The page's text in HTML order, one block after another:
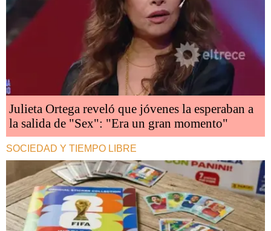
Julieta Ortega reveló que jóvenes la esperaban a
la salida de "Sex": "Era un gran momento"
SOCIEDAD Y TIEMPO LIBRE